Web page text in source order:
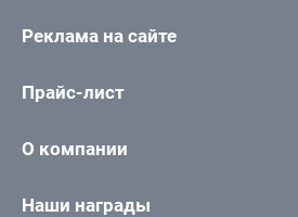
Реклама на сайте
Прайс-лист
О компании
Наши награды